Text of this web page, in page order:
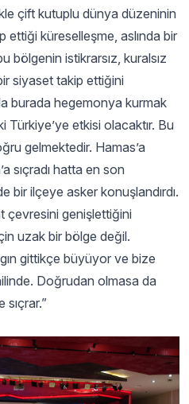
çift kutuplu dünya düzeninin
küreselleşme, aslında bir
bölgenin istikrarsız, kuralsız
siyaset takip ettiğini
burada hegemonya kurmak
Türkiye’ye etkisi olacaktır. Bu
gelmektedir. Hamas’a
sıçradı hatta en son
bir ilçeye asker konuşlandırdı.
çevresini genişlettiğini
uzak bir bölge değil.
gittikçe büyüyor ve bize
Doğrudan olmasa da